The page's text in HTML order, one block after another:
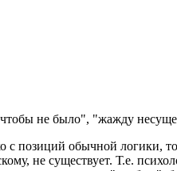
не было", "жажду
с позиций обычной логики,
не существует. Т.е.